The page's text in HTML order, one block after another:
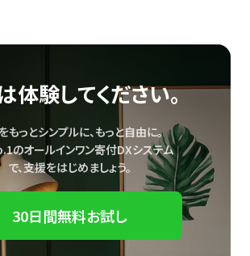
体験してください。
もっとシンプルに、もっと自由に。
のオールインワン寄付DXシステム
で、支援をはじめましょう。
30日間無料お試し